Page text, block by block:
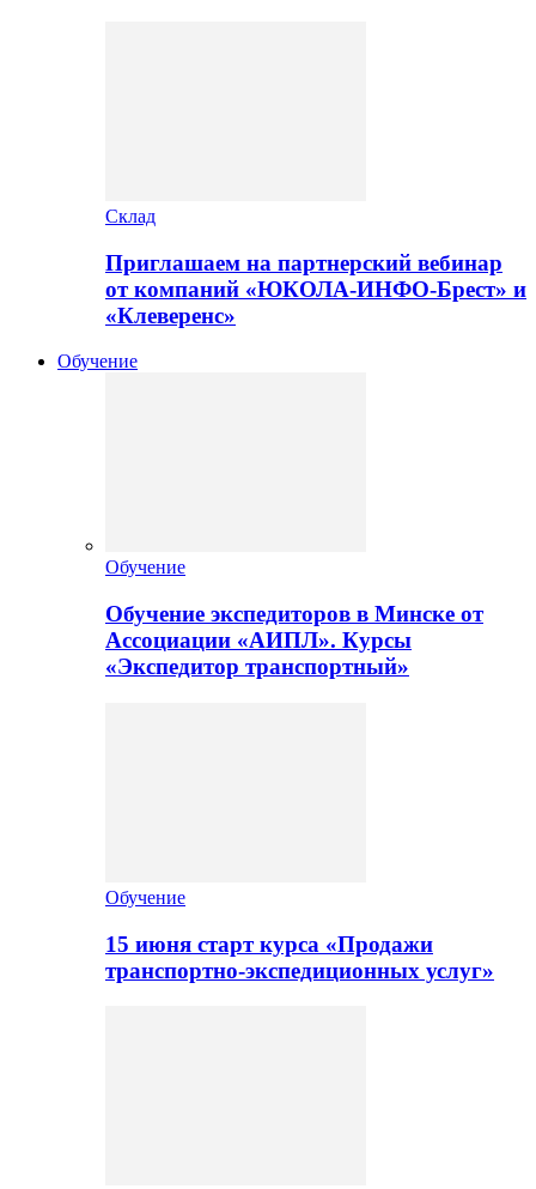
Склад
Приглашаем на партнерский вебинар
от компаний «ЮКОЛА-ИНФО-Брест» и
«Клеверенс»
Обучение
Обучение
Обучение экспедиторов в Минске от
Ассоциации «АИПЛ». Курсы
«Экспедитор транспортный»
Обучение
15 июня старт курса «Продажи
транспортно-экспедиционных услуг»